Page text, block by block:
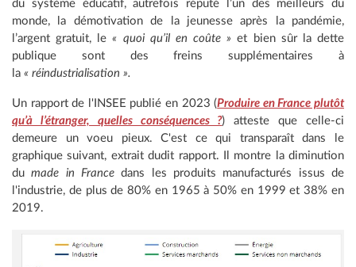
du système éducatif, autrefois réputé l’un des meilleurs du
monde, la démotivation de la jeunesse après la pandémie,
l’argent gratuit, le« quoi qu’il en coûte » et bien sûr la dette
publique sont des freins supplémentaires à
la « réindustrialisation ».
Un rapport de l'INSEE publié en 2023 (Produire en France plutôt
qu’à l’étranger, quelles conséquences ?) atteste que celle-ci
demeure un voeu pieux. C'est ce qui transparaît dans le
graphique suivant, extrait dudit rapport. Il montre la diminution
du made in France dans les produits manufacturés issus de
l'industrie, de plus de 80% en 1965 à 50% en 1999 et 38% en
2019.